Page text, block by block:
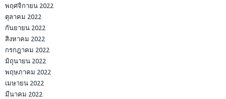
พฤศจิกายน 2022
ตุลาคม 2022
กันยายน 2022
สิงหาคม 2022
กรกฎาคม 2022
มิถุนายน 2022
พฤษภาคม 2022
เมษายน 2022
มีนาคม 2022